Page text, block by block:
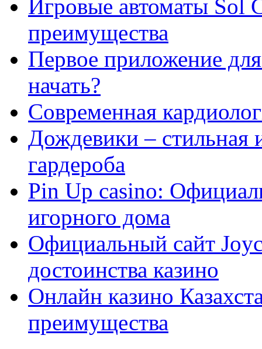
Игровые автоматы Sol
преимущества
Первое приложение
начать?
Современная
Дождевики – стильная
гардероба
Pin Up casino:
игорного дома
Официальный сайт
достоинства казино
Онлайн казино
преимущества